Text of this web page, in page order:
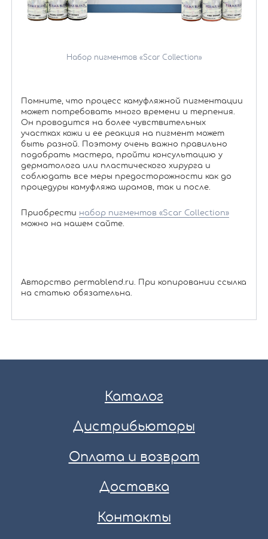
Набор пигментов «Scar Collection»
Помните, что процесс камуфляжной пигментации
может потребовать много времени и терпения.
Он проводится на более чувствительных
участках кожи и ее реакция на пигмент может
быть разной. Поэтому очень важно правильно
подобрать мастера, пройти консультацию у
дерматолога или пластического хирурга и
соблюдать все меры предосторожности как до
процедуры камуфляжа шрамов, так и после.
Приобрести набор пигментов «Scar Collection»
можно на нашем сайте.
Авторство permablend.ru. При копировании ссылка
на статью обязательна.
Каталог
Дистрибьюторы
Оплата и возврат
Доставка
Контакты